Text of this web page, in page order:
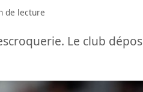
de lecture
Le club